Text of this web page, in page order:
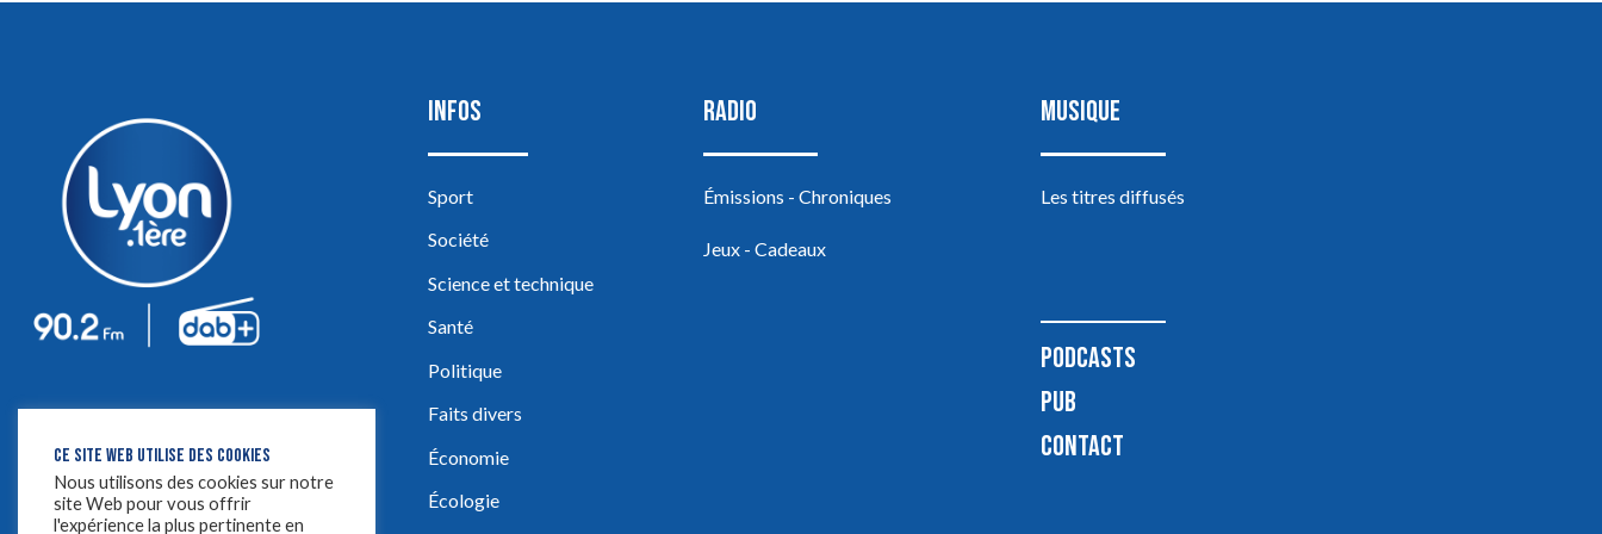
INFOS
Sport
Société
Science et technique
Santé
Politique
Faits divers
Économie
Écologie
RADIO
Émissions - Chroniques
Jeux - Cadeaux
MUSIQUE
Les titres diffusés
PODCASTS
PUB
CONTACT
CE SITE WEB UTILISE DES COOKIES
Nous utilisons des cookies sur notre
site Web pour vous offrir
l'expérience la plus pertinente en